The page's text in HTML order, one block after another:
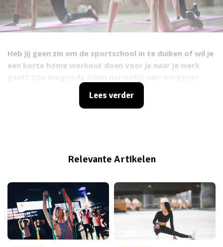
Heb jij geen zin om de sportschool in te duiken of wil je
een korte home workout doen voor je naar je werk
worden. Gelukkig heb je met thuisoefeningen in no
Lees verder
Relevante Artikelen